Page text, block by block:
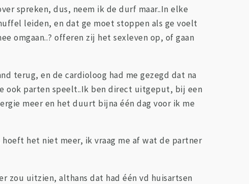
spreken, dus, neem ik de durf maar..In elke
leiden, en dat ge moet stoppen als ge voelt
omgaan..? offeren zij het sexleven op, of gaan
terug, en de cardioloog had me gezegd dat na
ook parten speelt..Ik ben direct uitgeput, bij een
meer en het duurt bijna één dag voor ik me
het niet meer, ik vraag me af wat de partner
zou uitzien, althans dat had één vd huisartsen